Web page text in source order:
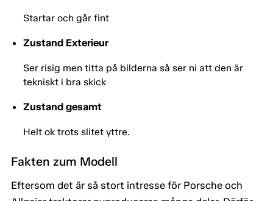
Startar och går fint
Zustand Exterieur
Ser risig men titta på bilderna så ser ni att den är
tekniskt i bra skick
Zustand gesamt
Helt ok trots slitet yttre.
Fakten zum Modell
Eftersom det är så stort intresse för Porsche och